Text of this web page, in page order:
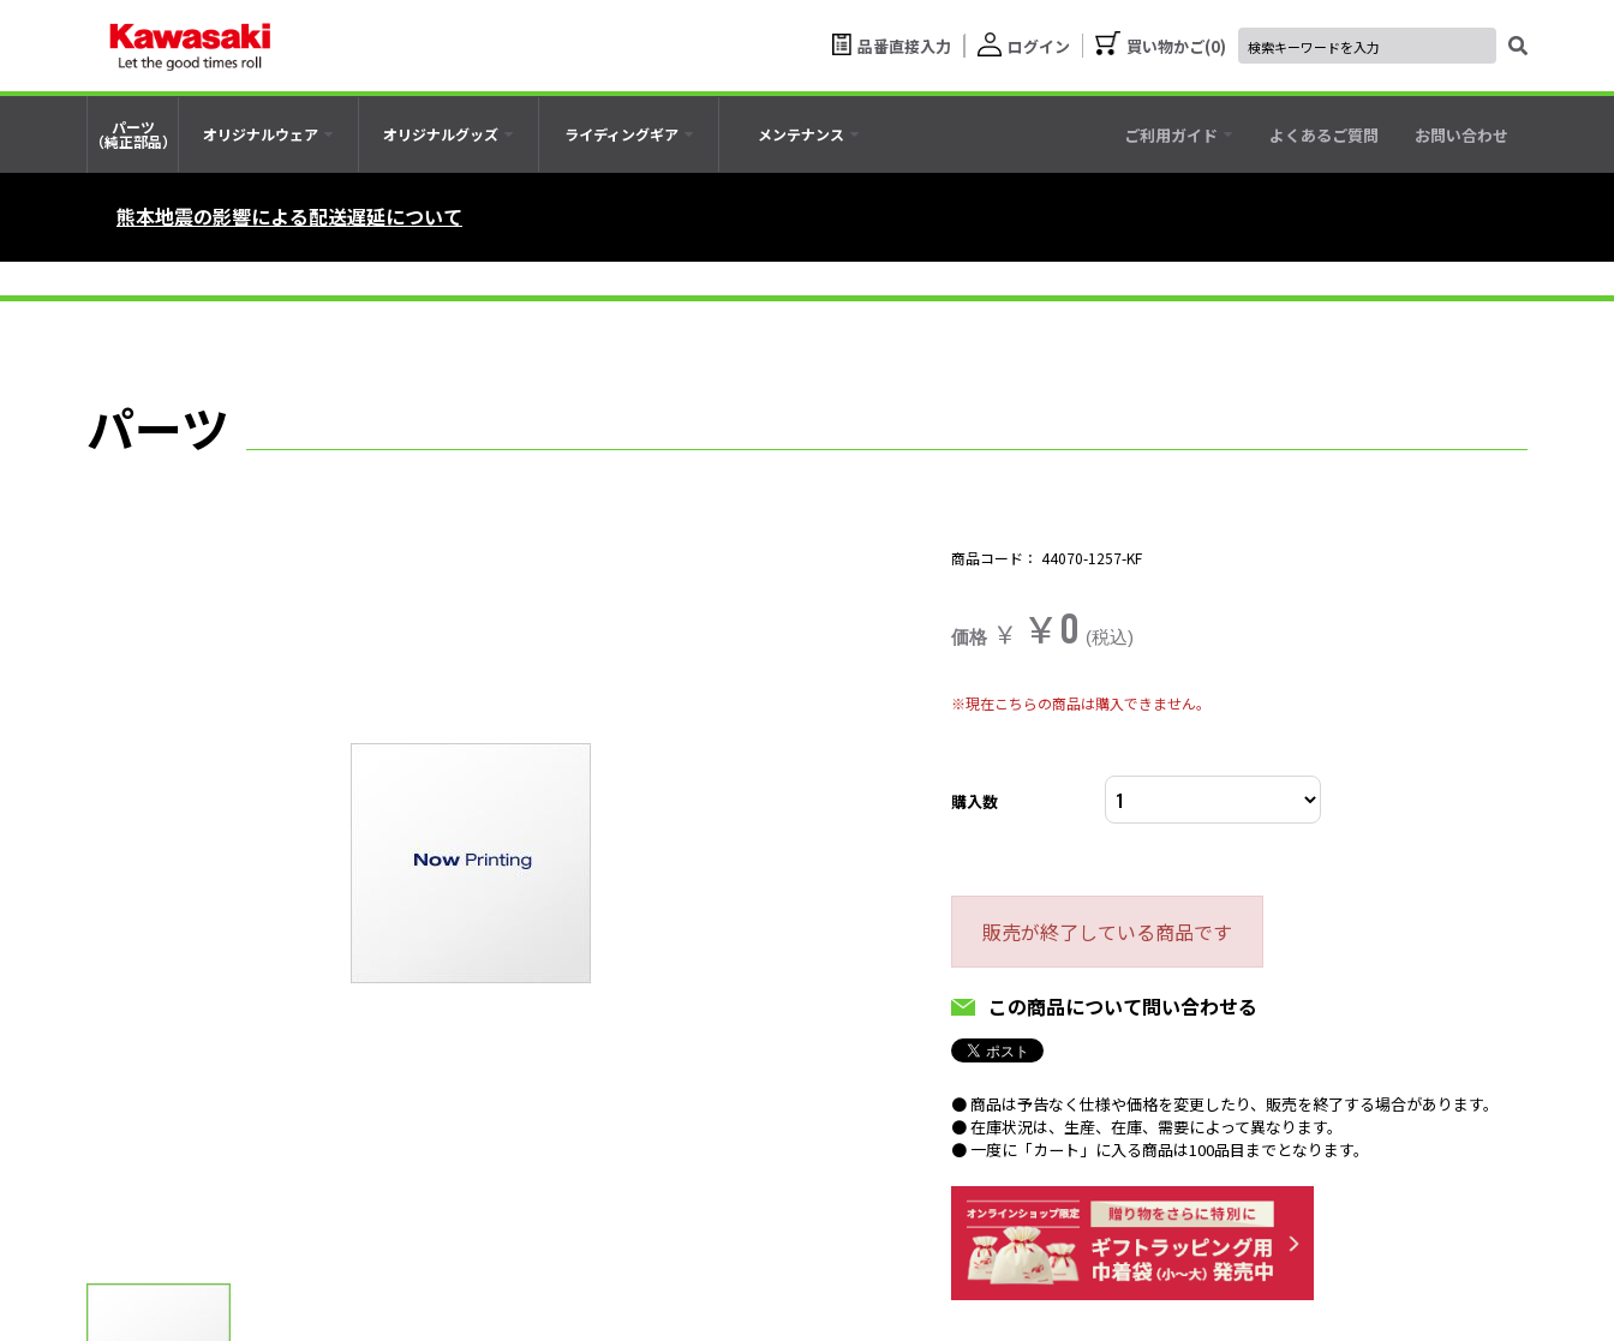
品番直接入力 ログイン 買い物かご 0
パーツ
（純正部品） オリジナルウェア オリジナルグッズ ライディングギア メンテナンス ご利用ガイド よくあるご質問 お問い合わせ
熊本地震の影響による配送遅延について
パーツ
商品コード： 44070-1257-KF
価格 ￥ ￥0 (税込)
※現在こちらの商品は購入できません。
購入数
販売が終了している商品です
この商品について問い合わせる
● 商品は予告なく仕様や価格を変更したり、販売を終了する場合があります。
● 在庫状況は、生産、在庫、需要によって異なります。
● 一度に「カート」に入る商品は100品目までとなります。